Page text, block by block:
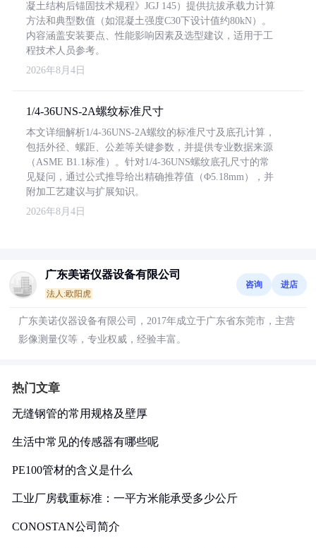
凝土结构后锚固技术规程》JGJ 145）提供抗拔承载力计算
方法和典型数值（如混凝土强度C30下设计值约80kN）。
内容涵盖安装要点、性能影响因素及选型建议，适用于工
程技术人员参考。
2026年8月4日
1/4-36UNS-2A螺纹标准尺寸
本文详细解析1/4-36UNS-2A螺纹的标准尺寸及底孔计算，
包括外径、螺距、公差等关键参数，并提供专业数据来源
（ASME B1.1标准）。针对1/4-36UNS螺纹底孔尺寸的常
见疑问，通过公式推导给出精确推荐值（Φ5.18mm），并
附加工艺建议与扩展知识。
2026年8月4日
广东美诺仪器设备有限公司
法人:欧阳虎
咨询 进店
广东美诺仪器设备有限公司，2017年成立于广东省东莞市，主营
影像测量仪等，专业权威，经验丰富。
热门文章
无缝钢管的常用规格及壁厚
生活中常见的传感器有哪些呢
PE100管材的含义是什么
工业厂房载重标准：一平方米能承受多少公斤
CONOSTAN公司简介